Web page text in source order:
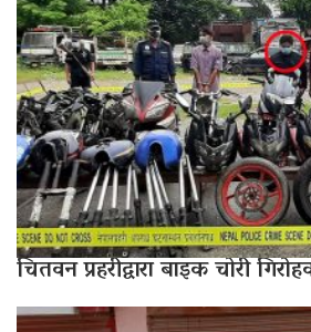
चितवन प्रहरीद्वारा बाइक चोरी